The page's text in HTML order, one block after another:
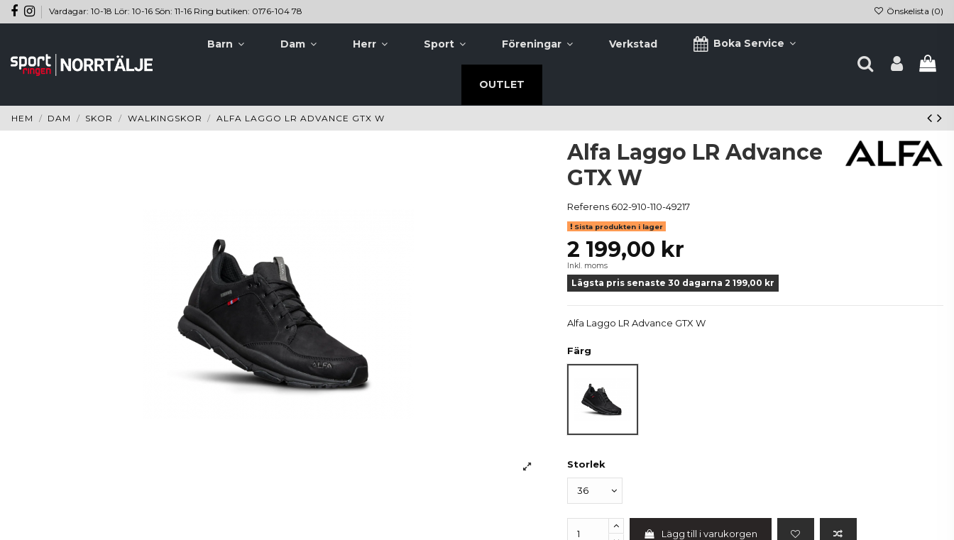
Vardagar: 10-18 Lör: 10-16 Sön: 11-16 Ring butiken: 0176-104 78 Önskelista (0)
Barn Dam Herr Sport Föreningar Verkstad Boka Service
OUTLET
HEM DAM SKOR WALKINGSKOR ALFA LAGGO LR ADVANCE GTX W
Alfa Laggo LR Advance
GTX W
Referens 602-910-110-49217
Sista produkten i lager
2 199,00 kr
Inkl. moms
Lägsta pris senaste 30 dagarna 2 199,00 kr
Alfa Laggo LR Advance GTX W
Färg
Storlek
Lägg till i varukorgen